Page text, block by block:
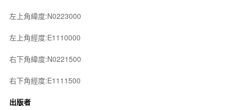
左上角緯度:N0223000
左上角經度:E1110000
右下角緯度:N0221500
右下角經度:E1111500
出版者